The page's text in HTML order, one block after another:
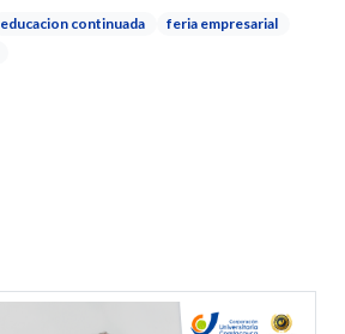
educacion continuada
feria empresarial